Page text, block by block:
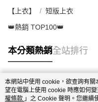
【上衣】 短版上衣
👑熱銷 TOP100👑
本分類熱銷全站排行
熱門標籤
本網站中使用 cookie，欲查詢有
望在電腦上使用 cookie 時應如何
權條款 」之 Cookie 聲明。您繼續